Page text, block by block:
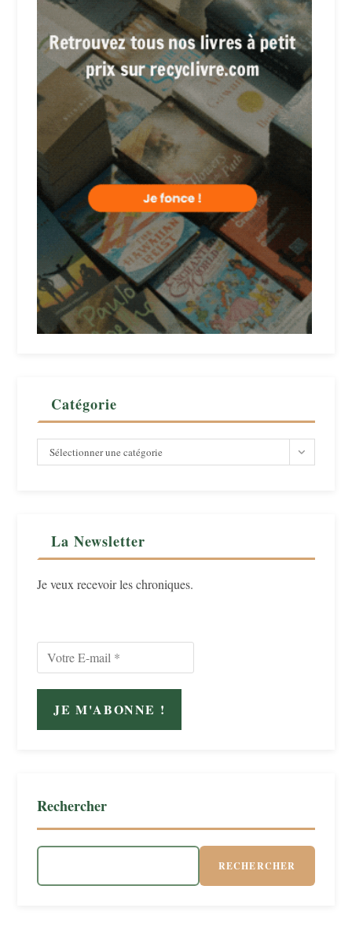
Catégorie
Catégorie
Sélectionner une catégorie
La Newsletter
Je veux recevoir les chroniques.
Rechercher
RECHERCHER